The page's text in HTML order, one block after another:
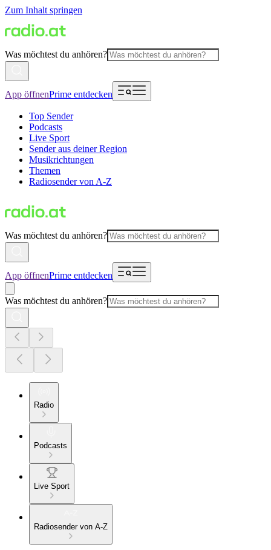
Zum Inhalt springen
Was möchtest du anhören?
App öffnenPrime entdecken
Top Sender
Podcasts
Live Sport
Sender aus deiner Region
Musikrichtungen
Themen
Radiosender von A-Z
Was möchtest du anhören?
App öffnenPrime entdecken
Was möchtest du anhören?
Radio
Podcasts
Live Sport
Radiosender von A-Z